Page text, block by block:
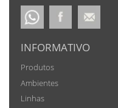
INFORMATIVO
Produtos
Ambientes
Linhas